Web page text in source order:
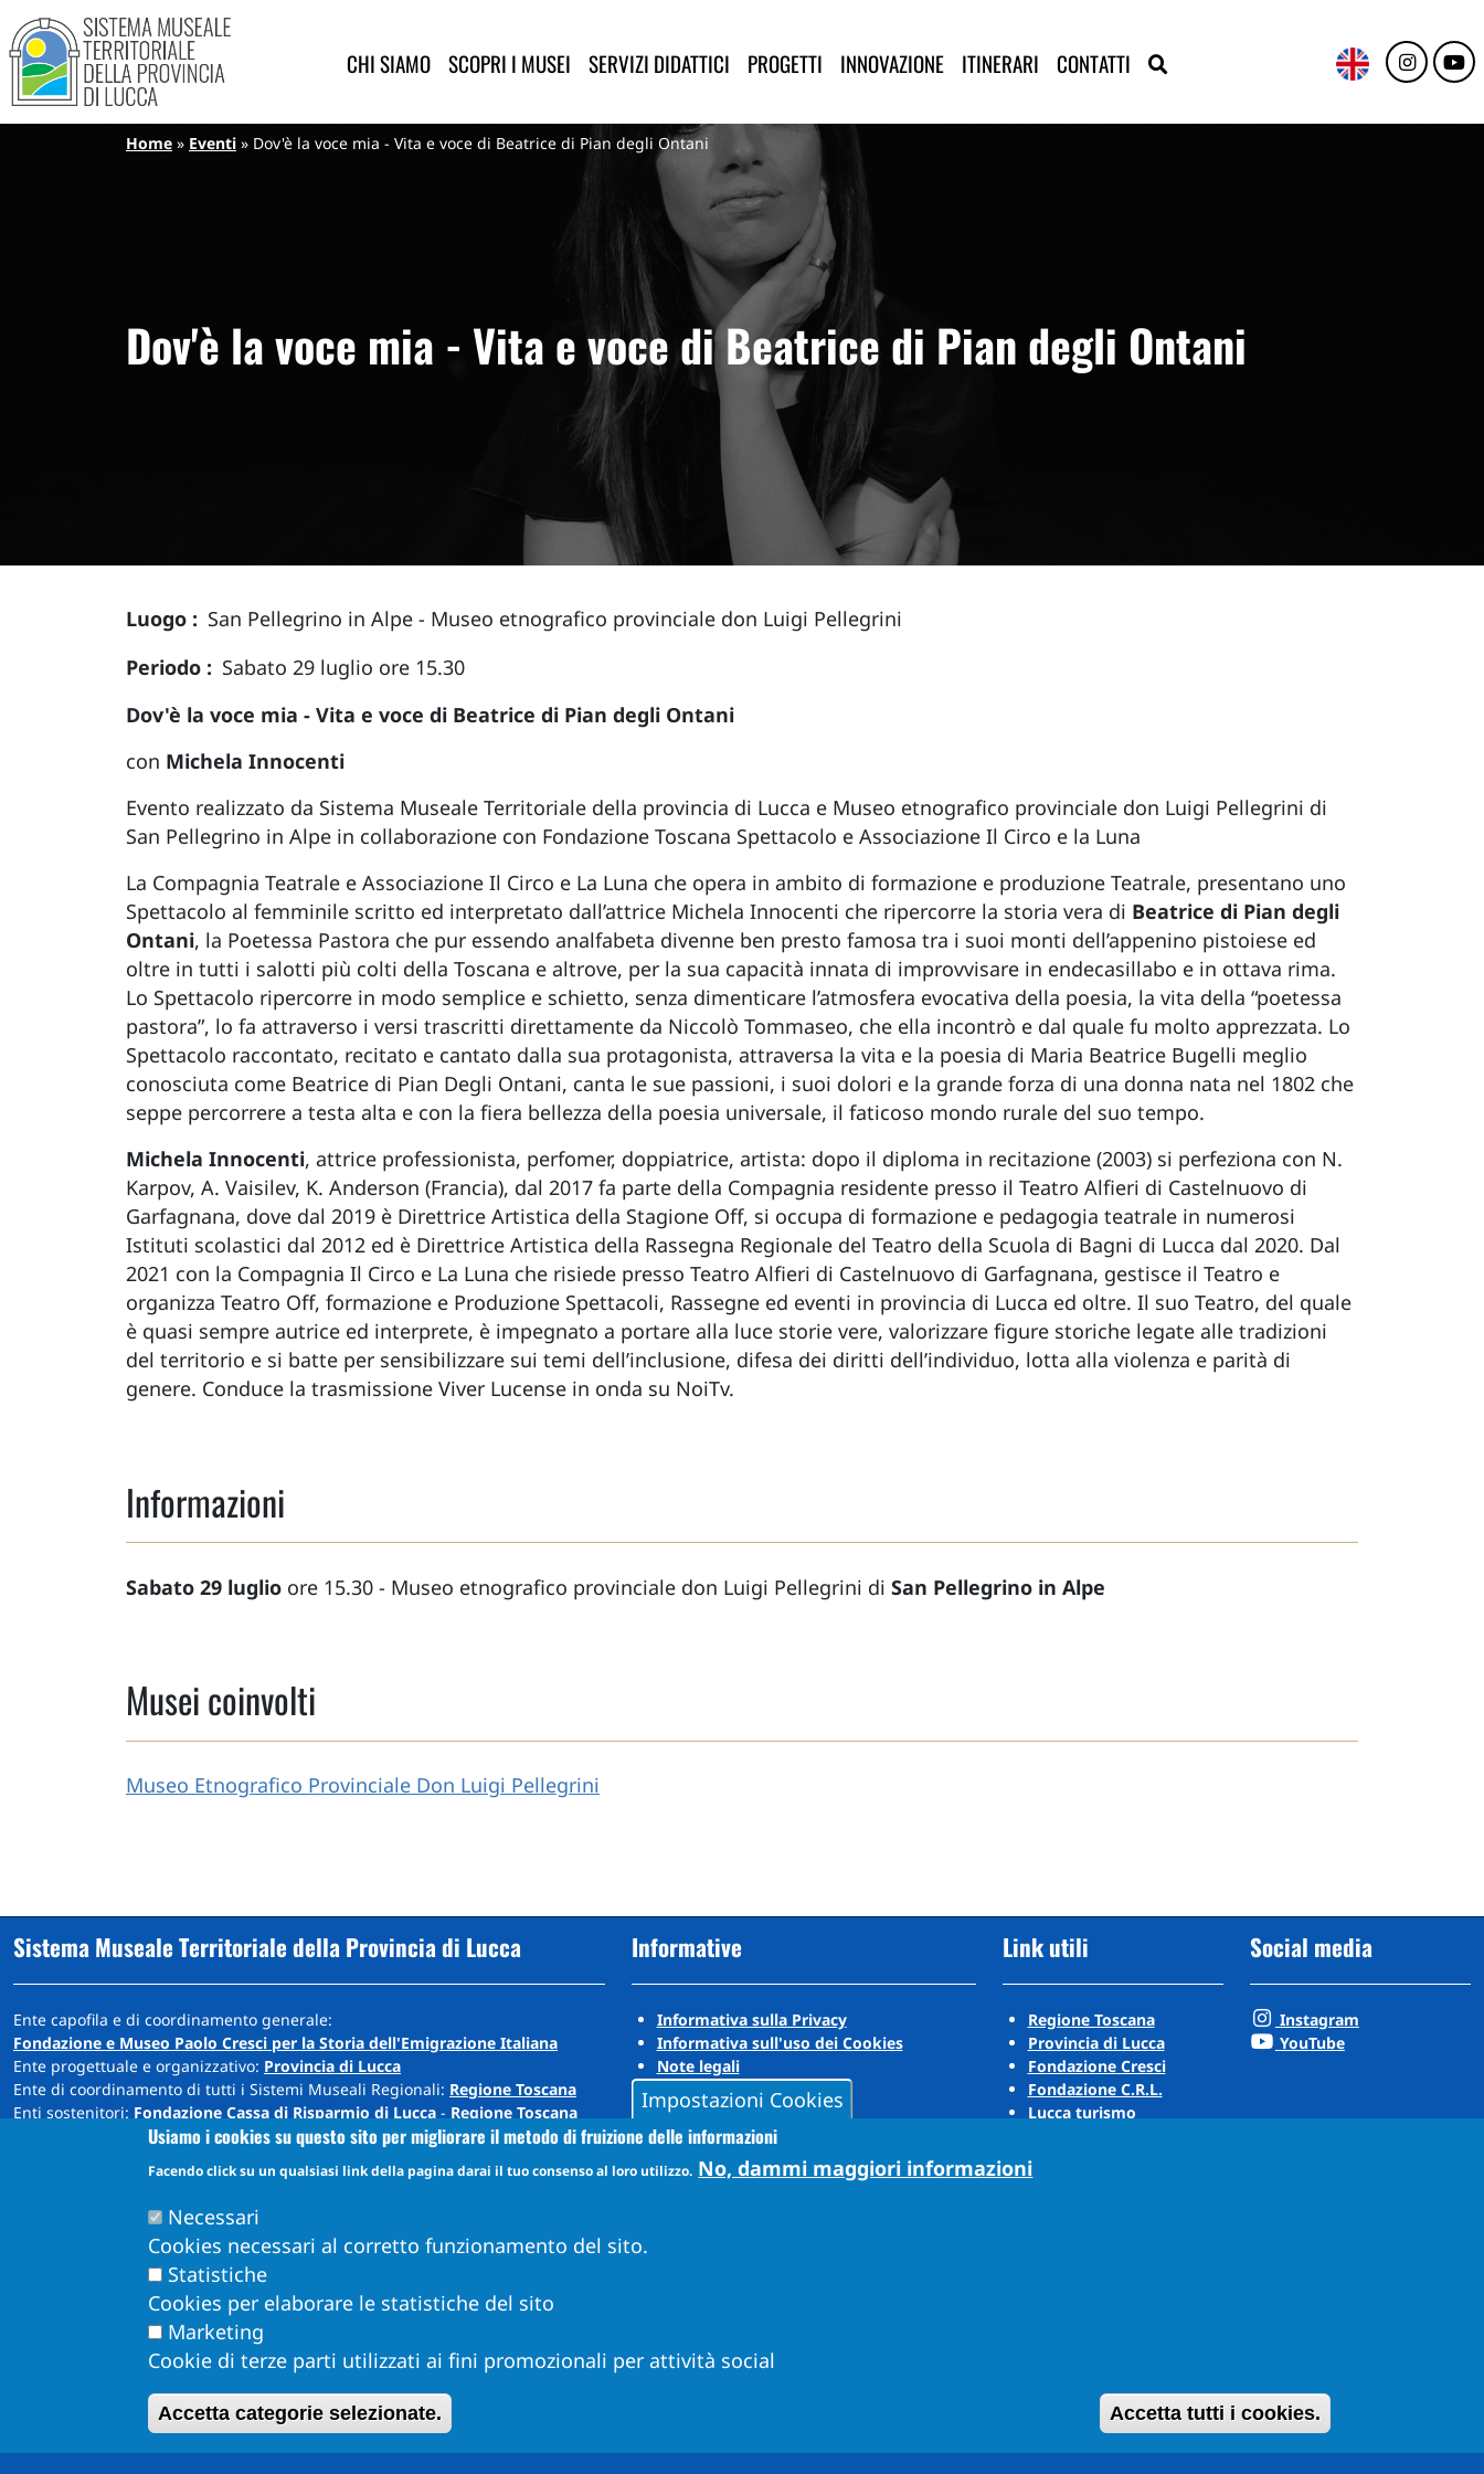
Salta al contenuto principale
Sistema Museale Territoriale della Provincia di Lucca
Navigazione principale
CHI SIAMO SCOPRI I MUSEI SERVIZI DIDATTICI PROGETTI INNOVAZIONE ITINERARI CONTATTI
Briciole di pane
Home Eventi Dov'è la voce mia - Vita e voce di Beatrice di Pian degli Ontani
Dov'è la voce mia - Vita e voce di Beatrice di Pian degli Ontani
Luogo
San Pellegrino in Alpe - Museo etnografico provinciale don Luigi Pellegrini
Periodo
Sabato 29 luglio ore 15.30
Dov'è la voce mia - Vita e voce di Beatrice di Pian degli Ontani
con Michela Innocenti
Evento realizzato da Sistema Museale Territoriale della provincia di Lucca e Museo etnografico provinciale don Luigi Pellegrini di
San Pellegrino in Alpe in collaborazione con Fondazione Toscana Spettacolo e Associazione Il Circo e la Luna
La Compagnia Teatrale e Associazione Il Circo e La Luna che opera in ambito di formazione e produzione Teatrale, presentano uno
Spettacolo al femminile scritto ed interpretato dall’attrice Michela Innocenti che ripercorre la storia vera di Beatrice di Pian degli
Ontani, la Poetessa Pastora che pur essendo analfabeta divenne ben presto famosa tra i suoi monti dell’appenino pistoiese ed
oltre in tutti i salotti più colti della Toscana e altrove, per la sua capacità innata di improvvisare in endecasillabo e in ottava rima.
Lo Spettacolo ripercorre in modo semplice e schietto, senza dimenticare l’atmosfera evocativa della poesia, la vita della “poetessa
pastora”, lo fa attraverso i versi trascritti direttamente da Niccolò Tommaseo, che ella incontrò e dal quale fu molto apprezzata. Lo
Spettacolo raccontato, recitato e cantato dalla sua protagonista, attraversa la vita e la poesia di Maria Beatrice Bugelli meglio
conosciuta come Beatrice di Pian Degli Ontani, canta le sue passioni, i suoi dolori e la grande forza di una donna nata nel 1802 che
seppe percorrere a testa alta e con la fiera bellezza della poesia universale, il faticoso mondo rurale del suo tempo.
Michela Innocenti, attrice professionista, perfomer, doppiatrice, artista: dopo il diploma in recitazione (2003) si perfeziona con N.
Karpov, A. Vaisilev, K. Anderson (Francia), dal 2017 fa parte della Compagnia residente presso il Teatro Alfieri di Castelnuovo di
Garfagnana, dove dal 2019 è Direttrice Artistica della Stagione Off, si occupa di formazione e pedagogia teatrale in numerosi
Istituti scolastici dal 2012 ed è Direttrice Artistica della Rassegna Regionale del Teatro della Scuola di Bagni di Lucca dal 2020. Dal
2021 con la Compagnia Il Circo e La Luna che risiede presso Teatro Alfieri di Castelnuovo di Garfagnana, gestisce il Teatro e
organizza Teatro Off, formazione e Produzione Spettacoli, Rassegne ed eventi in provincia di Lucca ed oltre. Il suo Teatro, del quale
è quasi sempre autrice ed interprete, è impegnato a portare alla luce storie vere, valorizzare figure storiche legate alle tradizioni
del territorio e si batte per sensibilizzare sui temi dell’inclusione, difesa dei diritti dell’individuo, lotta alla violenza e parità di
genere. Conduce la trasmissione Viver Lucense in onda su NoiTv.
Informazioni
Sabato 29 luglio ore 15.30 - Museo etnografico provinciale don Luigi Pellegrini di San Pellegrino in Alpe
Musei coinvolti
Museo Etnografico Provinciale Don Luigi Pellegrini
Sistema Museale Territoriale della Provincia di Lucca
Ente capofila e di coordinamento generale:
Fondazione e Museo Paolo Cresci per la Storia dell'Emigrazione Italiana
Ente progettuale e organizzativo: Provincia di Lucca
Ente di coordinamento di tutti i Sistemi Museali Regionali: Regione Toscana
Enti sostenitori: Fondazione Cassa di Risparmio di Lucca - Regione Toscana
Sede: Cortile Carrara - Palazzo Ducale - 55100 Lucca
info@museiprovincialucca.it
Informative
Informativa sulla Privacy
Informativa sull'uso dei Cookies
Note legali
Link utili
Regione Toscana
Provincia di Lucca
Fondazione Cresci
Fondazione C.R.L.
Lucca turismo
Puccini Lands
Social media
Instagram
YouTube
Dichiarazione di Accessibilità
Info Accessibilità e meccanismo di feedback
Impostazioni Cookies
Usiamo i cookies su questo sito per migliorare il metodo di fruizione delle informazioni
Facendo click su un qualsiasi link della pagina darai il tuo consenso al loro utilizzo. No, dammi maggiori informazioni
Necessari
Cookies necessari al corretto funzionamento del sito.
Statistiche
Cookies per elaborare le statistiche del sito
Marketing
Cookie di terze parti utilizzati ai fini promozionali per attività social
Accetta categorie selezionate. Accetta tutti i cookies.